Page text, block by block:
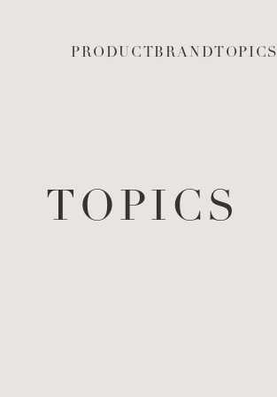
PRODUCTBRANDTOPICS
TOPICS